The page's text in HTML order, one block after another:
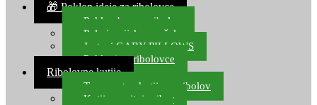
🎁 Poklon ideje za ribolovce
Poklon bon za ribolov
Polarizacijske naočale
Jastuci GABY PILLOWS
Pokloni za ribolovce
Ribolovne kutije
Transportne kutije za ribolov
Kutije za sitni pribor